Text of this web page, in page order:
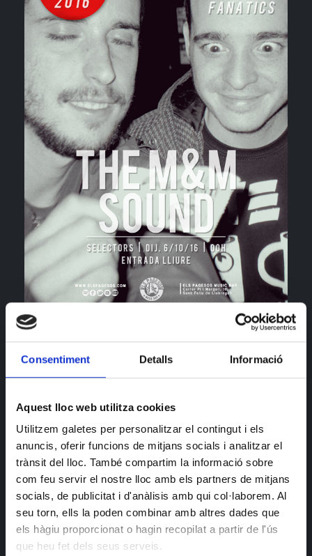
Consentiment Detalls Informació
Aquest lloc web utilitza cookies
Utilitzem galetes per personalitzar el contingut i els
anuncis, oferir funcions de mitjans socials i analitzar el
trànsit del lloc. També compartim la informació sobre
com feu servir el nostre lloc amb els partners de mitjans
socials, de publicitat i d'anàlisis amb qui col·laborem. Al
seu torn, ells la poden combinar amb altres dades que
els hàgiu proporcionat o hagin recopilat a partir de l'ús
que heu fet dels seus serveis.
El jueves, la previa de las Fiestas de Octubre a partir
Strictly vinyl, strictly oldies, strictly big tunes!